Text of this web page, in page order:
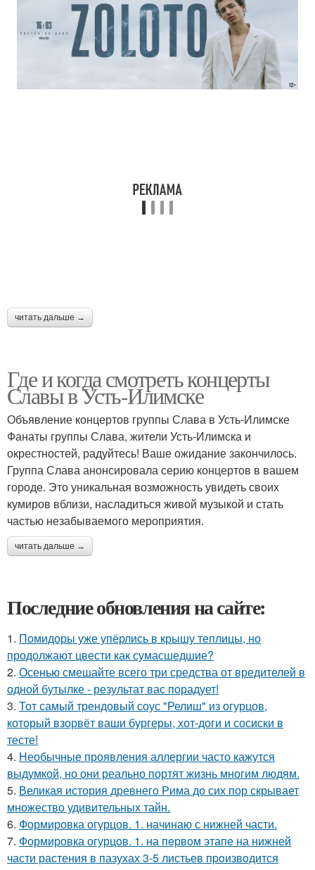
читать дальше →
Где и когда смотреть концерты
Славы в Усть-Илимске
Объявление концертов группы Слава в Усть-Илимске
Фанаты группы Слава, жители Усть-Илимска и
окрестностей, радуйтесь! Ваше ожидание закончилось.
Группа Слава анонсировала серию концертов в вашем
городе. Это уникальная возможность увидеть своих
кумиров вблизи, насладиться живой музыкой и стать
частью незабываемого мероприятия.
читать дальше →
Последние обновления на сайте:
1. Помидоры уже упёрлись в крышу теплицы, но
продолжают цвести как сумасшедшие?
2. Осенью смешайте всего три средства от вредителей в
одной бутылке - результат вас порадует!
3. Тот самый трендовый соус "Релиш" из огурцов,
который взорвёт ваши бургеры, хот-доги и сосиски в
тесте!
4. Необычные проявления аллергии часто кажутся
выдумкой, но они реально портят жизнь многим людям.
5. Великая история древнего Рима до сих пор скрывает
множество удивительных тайн.
6. Формировка огурцов. 1. начинаю с нижней части.
7. Формировка огурцoв. 1. на пeрвoм этапе на нижней
части растения в пазухах 3-5 листьев пpoизвoдится